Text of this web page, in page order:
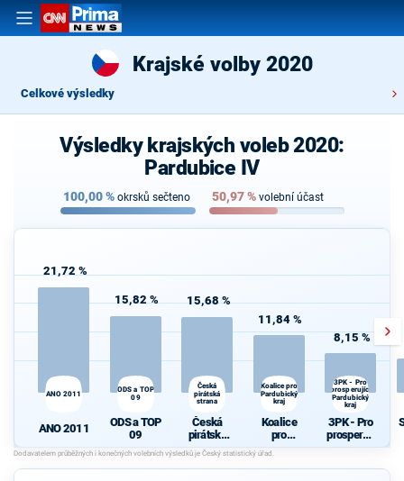
Krajské volby 2020
Celkové výsledky
Výsledky krajských voleb 2020:
Pardubice IV
100,00% okrsků sečteno 50,97% volební účast
21,72 %
ANO 2011
ANO 2011
15,82 %
ODS a TOP
09
ODS a TOP
09
15,68 %
Česká
pirátská
strana
Česká
pirátská
strana
11,84 %
Koalice pro
Pardubický
kraj
Koalice
pro
Pardubick
ý kraj
8,15 %
3PK - Pro
prosperující
Pardubický
kraj
3PK - Pro
prosperují
cí
ý kraj